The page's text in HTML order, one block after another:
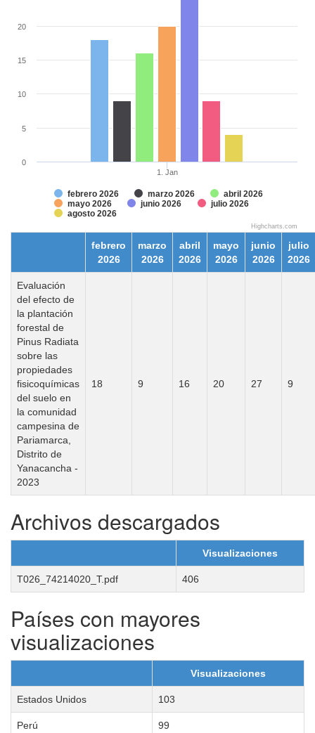
febrero 2026 marzo 2026
abril 2026
mayo 2026
junio 2026
julio 2026
agosto 2026
1. Jan
0
5
10
15
20
Highcharts.com
febrero
2026
marzo
2026
abril
2026
mayo
2026
junio
2026
julio
2026
Evaluación
del efecto de
la plantación
forestal de
Pinus Radiata
sobre las
propiedades
fisicoquímicas
del suelo en
la comunidad
campesina de
Pariamarca,
Distrito de
Yanacancha -
2023
18 9 16 20 27 9
Archivos descargados
Visualizaciones
T026_74214020_T.pdf 406
Países con mayores
visualizaciones
Visualizaciones
Estados Unidos 103
Perú 99